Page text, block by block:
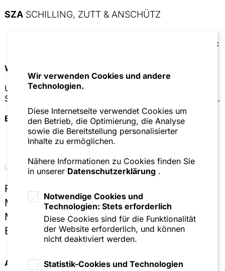
Wir verwenden Cookies und andere
Technologien.
Diese Internetseite verwendet Cookies um
den Betrieb, die Optimierung, die Analyse
sowie die Bereitstellung personalisierter
Inhalte zu ermöglichen.
Nähere Informationen zu Cookies finden Sie
in unserer Datenschutzerklärung .
Notwendige Cookies und
Technologien: Stets erforderlich
Diese Cookies sind für die Funktionalität
der Website erforderlich, und können
nicht deaktiviert werden.
Statistik-Cookies und Technologien
SZA SCHILLING, ZUTT & ANSCHÜTZ
Wir verwenden Cookies für diese Funktion.
Um sich vom Newsletter abzumelden, muss das
Speichern von Drittanbieter-Cookies zugelassen werden.
Einstellungen bearbeiten
Unsere Standorte
Frankfurt
Mannheim
München
Brüssel
Anfahrt & Kontakt